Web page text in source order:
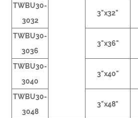
TWBU30-
3032
3"x32"
TWBU30-
3036
3"x36"
TWBU30-
3040
3"x40"
TWBU30-
3048
3"x48"